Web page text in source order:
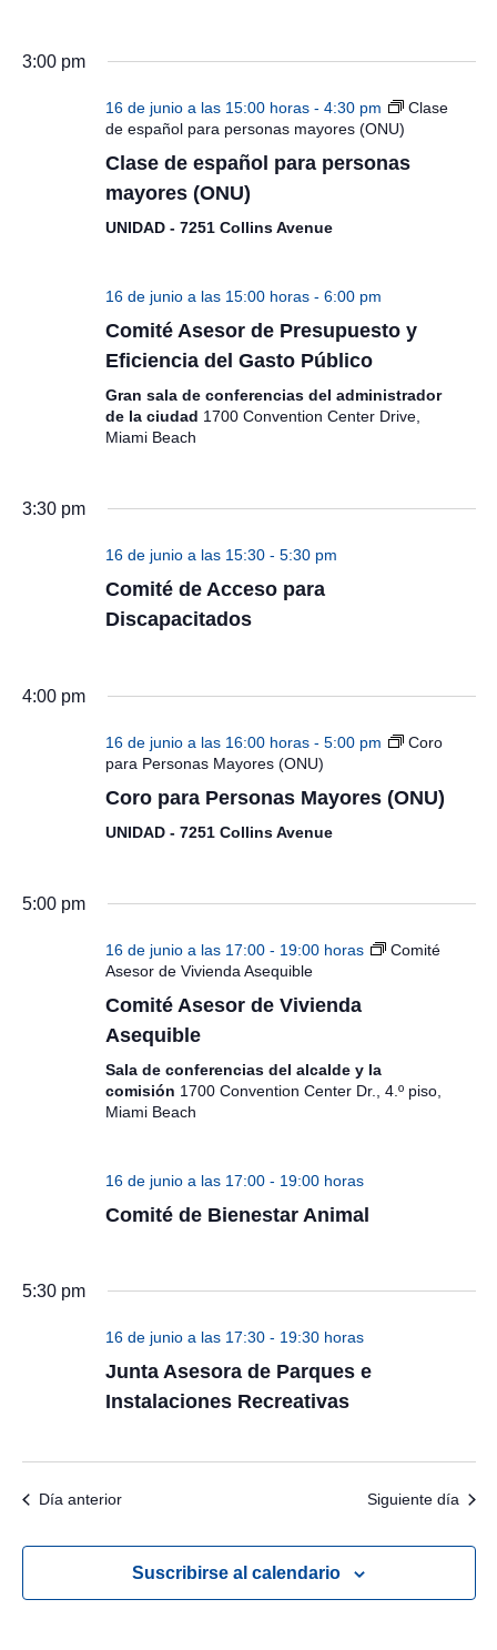
3:00 pm
16 de junio a las 15:00 horas- 4:30 pm
Clase
de español para personas mayores (ONU)
Clase de español para personas
mayores (ONU)
UNIDAD - 7251 Collins Avenue
16 de junio a las 15:00 horas- 6:00 pm
Comité Asesor de Presupuesto y
Eficiencia del Gasto Público
Gran sala de conferencias del administrador
de la ciudad 1700 Convention Center Drive,
Miami Beach
3:30 pm
16 de junio a las 15:30- 5:30 pm
Comité de Acceso para
Discapacitados
4:00 pm
16 de junio a las 16:00 horas- 5:00 pm
Coro
para Personas Mayores (ONU)
Coro para Personas Mayores (ONU)
UNIDAD - 7251 Collins Avenue
5:00 pm
16 de junio a las 17:00- 19:00 horas
Comité
Asesor de Vivienda Asequible
Comité Asesor de Vivienda
Asequible
Sala de conferencias del alcalde y la
comisión 1700 Convention Center Dr., 4.º piso,
Miami Beach
16 de junio a las 17:00- 19:00 horas
Comité de Bienestar Animal
5:30 pm
16 de junio a las 17:30- 19:30 horas
Junta Asesora de Parques e
Instalaciones Recreativas
Día anterior Siguiente día
Suscribirse al calendario